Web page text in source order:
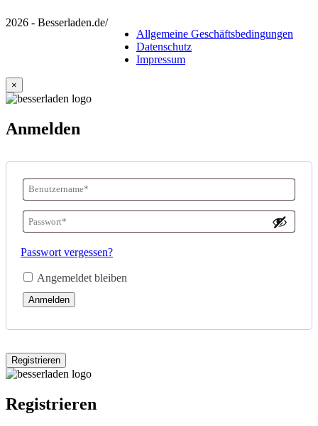
2026 - Besserladen.de/
Allgemeine Geschäftsbedingungen
Datenschutz
Impressum
×
Anmelden
Benutzername
oder
E-
Mail-
Adresse*
Erforderlich
Passwort*
Passwort vergessen?
Angemeldet bleiben
Anmelden
Registrieren
Registrieren